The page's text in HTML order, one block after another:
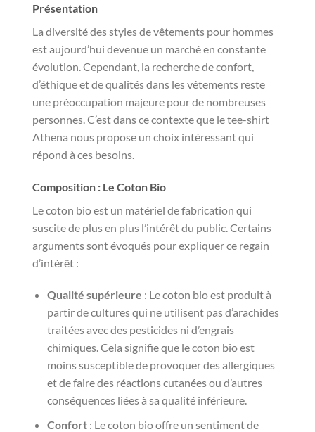
Présentation
La diversité des styles de vêtements pour hommes
est aujourd’hui devenue un marché en constante
évolution. Cependant, la recherche de confort,
d’éthique et de qualités dans les vêtements reste
une préoccupation majeure pour de nombreuses
personnes. C’est dans ce contexte que le tee-shirt
Athena nous propose un choix intéressant qui
répond à ces besoins.
Composition : Le Coton Bio
Le coton bio est un matériel de fabrication qui
suscite de plus en plus l’intérêt du public. Certains
arguments sont évoqués pour expliquer ce regain
d’intérêt :
Qualité supérieure : Le coton bio est produit à
partir de cultures qui ne utilisent pas d’arachides
traitées avec des pesticides ni d’engrais
chimiques. Cela signifie que le coton bio est
moins susceptible de provoquer des allergiques
et de faire des réactions cutanées ou d’autres
conséquences liées à sa qualité inférieure.
Confort: Le coton bio offre un sentiment de